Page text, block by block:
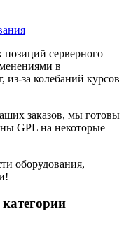
серверного
в
из-за колебаний курсов
заказов, мы готовы
GPL на некоторые
оборудования,